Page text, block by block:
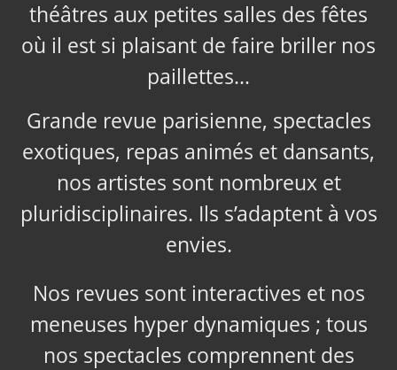
théâtres aux petites salles des fêtes
où il est si plaisant de faire briller nos
paillettes…
Grande revue parisienne, spectacles
exotiques, repas animés et dansants,
nos artistes sont nombreux et
pluridisciplinaires. Ils s’adaptent à vos
envies.
Nos revues sont interactives et nos
meneuses hyper dynamiques ; tous
nos spectacles comprennent des